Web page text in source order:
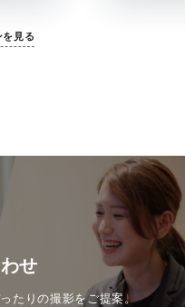
を見る
せ
たりの撮影をご提案。